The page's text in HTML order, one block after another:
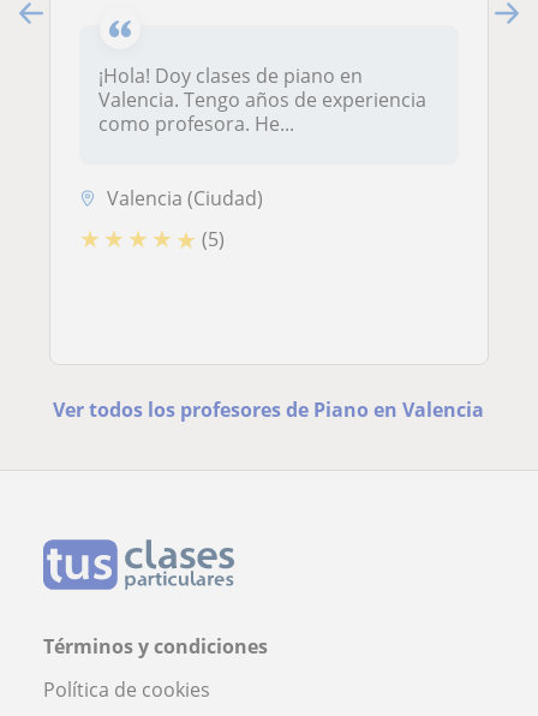
¡Hola! Doy clases de piano en
Valencia. Tengo años de experiencia
como profesora. He...
Valencia (Ciudad)
★ ★ ★ ★ ★ (5)
Ver todos los profesores de Piano en Valencia
Términos y condiciones
Política de cookies